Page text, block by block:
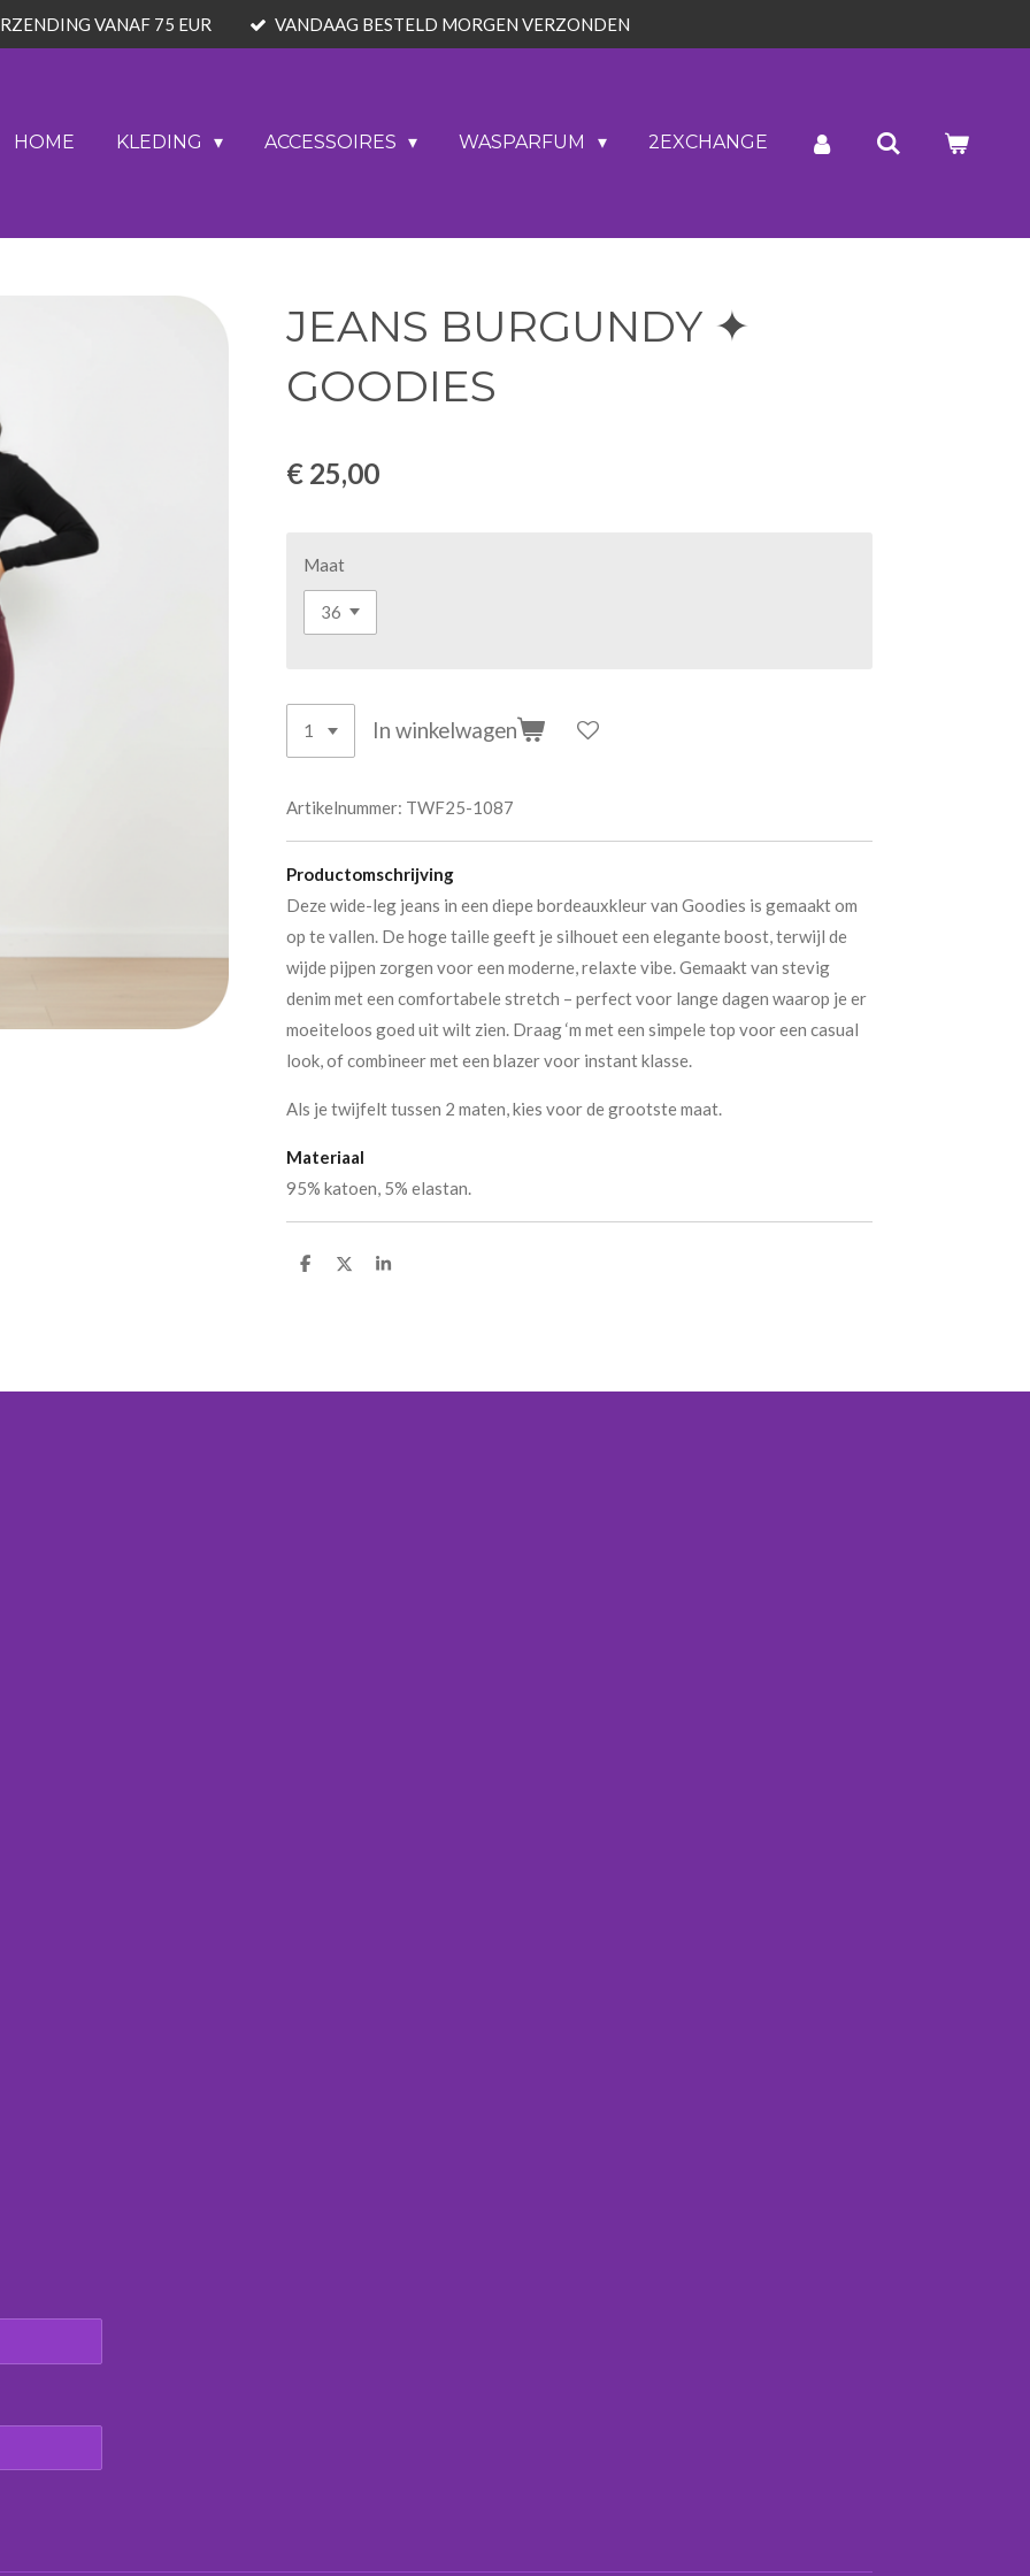
VANAF 75 EUR VANDAAG BESTELD MORGEN VERZONDEN
HOME KLEDING ACCESSOIRES WASPARFUM 2EXCHANGE
JEANS BURGUNDY ✦
GOODIES
€ 25,00
Maat
In winkelwagen
Artikelnummer: TWF25-1087
Productomschrijving
Deze wide-leg jeans in een diepe bordeauxkleur van Goodies is gemaakt om
op te vallen. De hoge taille geeft je silhouet een elegante boost, terwijl de
wijde pijpen zorgen voor een moderne, relaxte vibe. Gemaakt van stevig
denim met een comfortabele stretch – perfect voor lange dagen waarop je er
moeiteloos goed uit wilt zien. Draag ‘m met een simpele top voor een casual
look, of combineer met een blazer voor instant klasse.
Als je twijfelt tussen 2 maten, kies voor de grootste maat.
Materiaal
95% katoen, 5% elastan.
D
D
S